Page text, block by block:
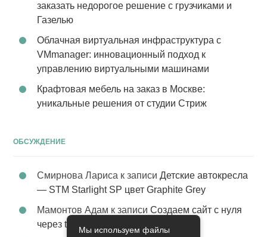
заказать недорогое решение с грузчиками и
Газелью
Облачная виртуальная инфраструктура с
VMmanager: инновационный подход к
управлению виртуальными машинами
Крафтовая мебель на заказ в Москве:
уникальные решения от студии Стриж
ОБСУЖДЕНИЕ
Смирнова Лариса к записиДетские автокресла
— STM Starlight SP цвет Graphite Grey
Мамонтов Адам к записиСоздаем сайт с нуля
через tobiz
Мы используем файлы